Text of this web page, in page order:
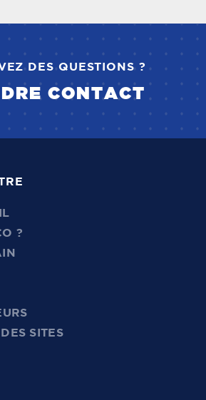
DES QUESTIONS ?
CONTACT
?
SITES